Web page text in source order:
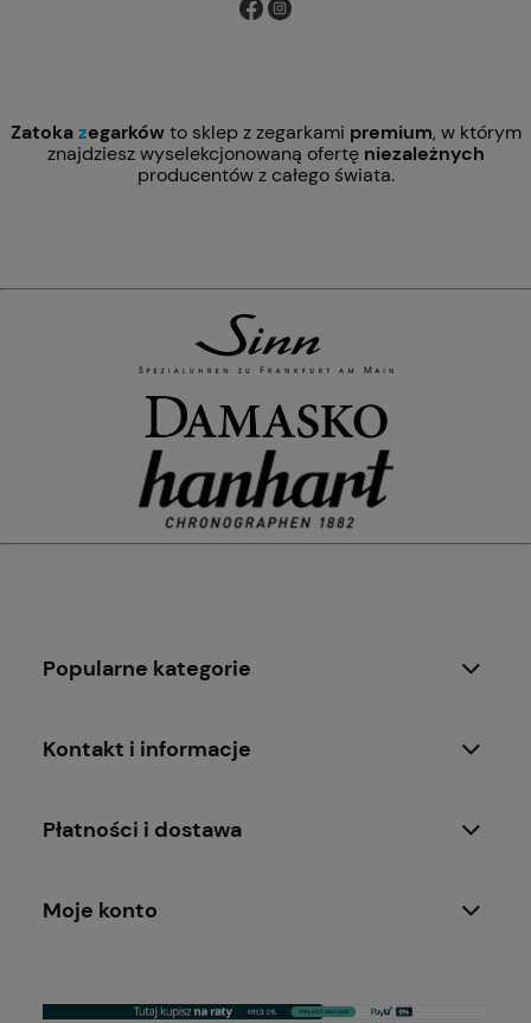
Zatokazegarkówto sklep z zegarkami premium, w którym
znajdziesz wyselekcjonowaną ofertę niezależnych
producentów z całego świata.
Popularne kategorie
Kontakt i informacje
Płatności i dostawa
Moje konto